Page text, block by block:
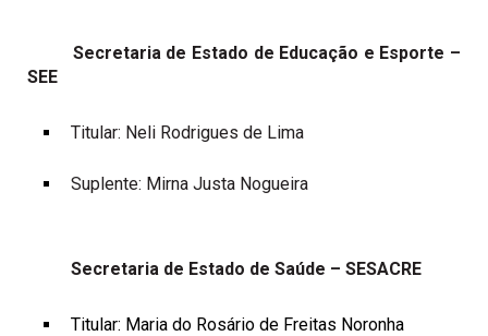
Secretaria de Estado de Educação e Esporte –
SEE
Titular: Neli Rodrigues de Lima
Suplente: Mirna Justa Nogueira
Secretaria de Estado de Saúde – SESACRE
Titular: Maria do Rosário de Freitas Noronha